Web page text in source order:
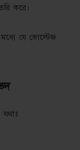
করে।
যে ভোল্টেজ
যথাঃ